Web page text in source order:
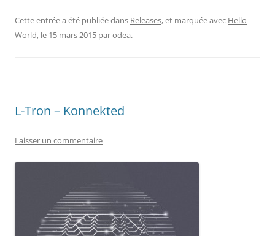
Cette entrée a été publiée dans Releases, et marquée avec Hello
World, le 15 mars 2015 parodea.
L-Tron – Konnekted
Laisser un commentaire